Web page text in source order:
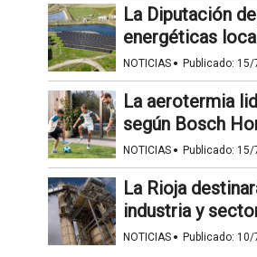
La Diputación
energéticas
NOTICIAS · Publicado: 15/
La aerotermia
según Bosch
NOTICIAS · Publicado: 15/
La Rioja
industria y
NOTICIAS · Publicado: 10/